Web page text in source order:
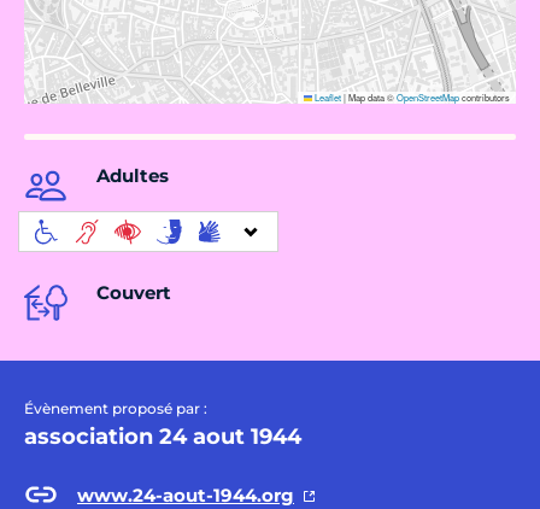
Leaflet|Map data ©OpenStreetMapcontributors
Adultes
Couvert
Évènement proposé par :
association 24 aout 1944
www.24-aout-1944.org